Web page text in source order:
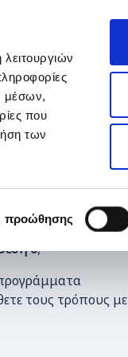
μέσων,
που
των
προώθησης
Θεσσαλονίκης!
6,
τους τρόπους με